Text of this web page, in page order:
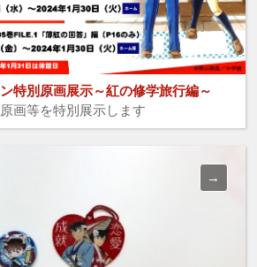
特別原画展示～紅の修学旅行編～
画等を特別展示します